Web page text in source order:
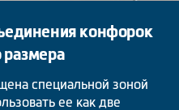
конфорок
специальной зоной
ее как две